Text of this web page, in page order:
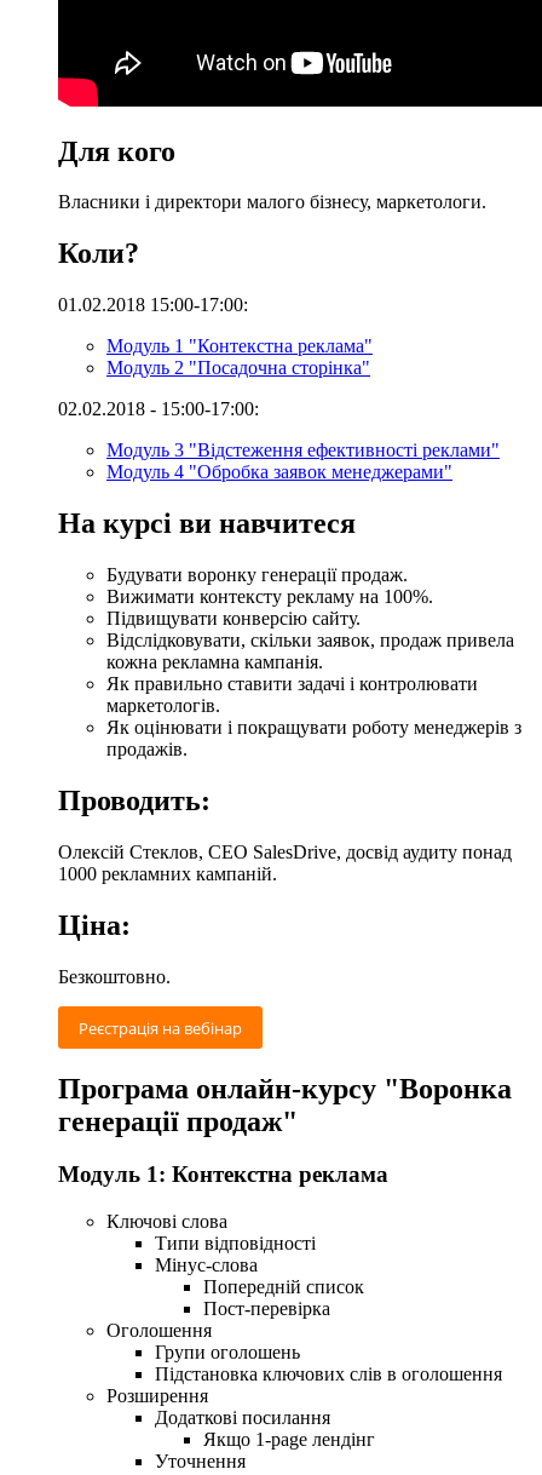
Для кого
Власники і директори малого бізнесу, маркетологи.
Коли?
01.02.2018 15:00-17:00:
Модуль 1 "Контекстна реклама"
Модуль 2 "Посадочна сторінка"
02.02.2018 - 15:00-17:00:
Модуль 3 "Відстеження ефективності реклами"
Модуль 4 "Обробка заявок менеджерами"
На курсі ви навчитеся
Будувати воронку генерації продаж.
Вижимати контексту рекламу на 100%.
Підвищувати конверсію сайту.
Відслідковувати, скільки заявок, продаж привела
кожна рекламна кампанія.
Як правильно ставити задачі і контролювати
маркетологів.
Як оцінювати і покращувати роботу менеджерів з
продажів.
Проводить:
Олексій Стеклов, CEO SalesDrive, досвід аудиту понад
1000 рекламних кампаній.
Ціна:
Безкоштовно.
Реєстрація на вебінар
Програма онлайн-курсу "Воронка
генерації продаж"
Модуль 1: Контекстна реклама
Ключові слова
Типи відповідності
Мінус-слова
Попередній список
Пост-перевірка
Оголошення
Групи оголошень
Підстановка ключових слів в оголошення
Розширення
Додаткові посилання
Якщо 1-page лендінг
Уточнення